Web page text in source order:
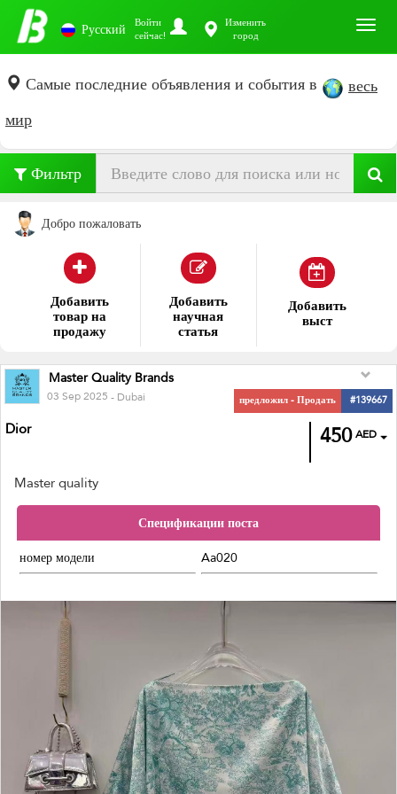
Русский Войти
сейчас!
Изменить
город
Самые последние объявления и события в
весь
мир
Фильтр
Добро пожаловать
Добавить Добавитьме Добавить
выставка
Master Quality Brands
03 Sep 2025- Dubai предложил - Продать #139667
450 AED
Dior
Master quality
Спецификации поста
номер модели
Aa020